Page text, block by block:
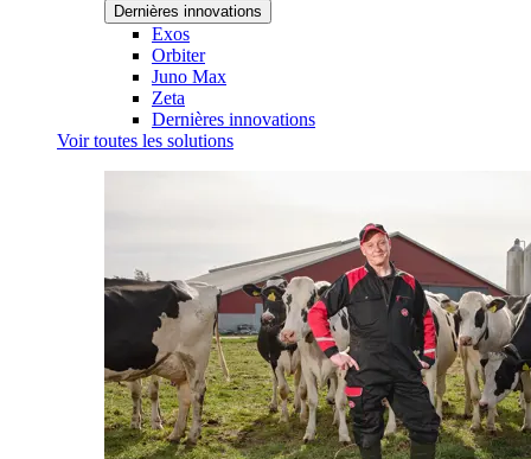
Dernières innovations
Exos
Orbiter
Juno Max
Zeta
Dernières innovations
Voir toutes les solutions